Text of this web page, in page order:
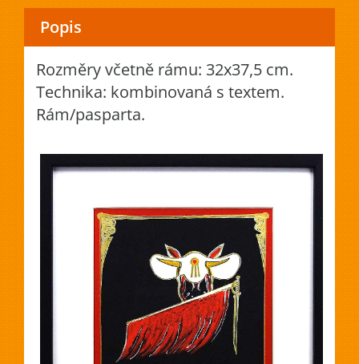
Popis
Rozměry včetně rámu: 32x37,5 cm.
Technika: kombinovaná s textem.
Rám/pasparta.